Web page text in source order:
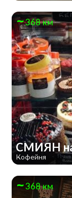
368 км
СМИЯН
Кофейня
368 км